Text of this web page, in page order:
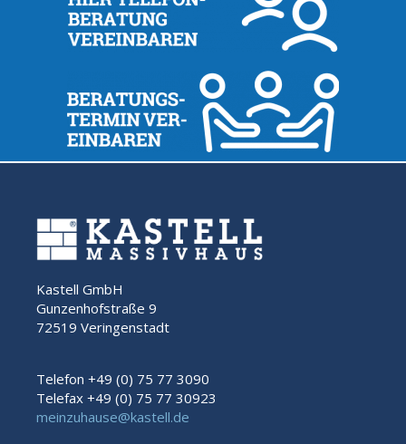
Kastell GmbH
Gunzenhofstraße 9
72519 Veringenstadt
Telefon +49 (0) 75 77 3090
Telefax +49 (0) 75 77 30923
meinzuhause@kastell.de